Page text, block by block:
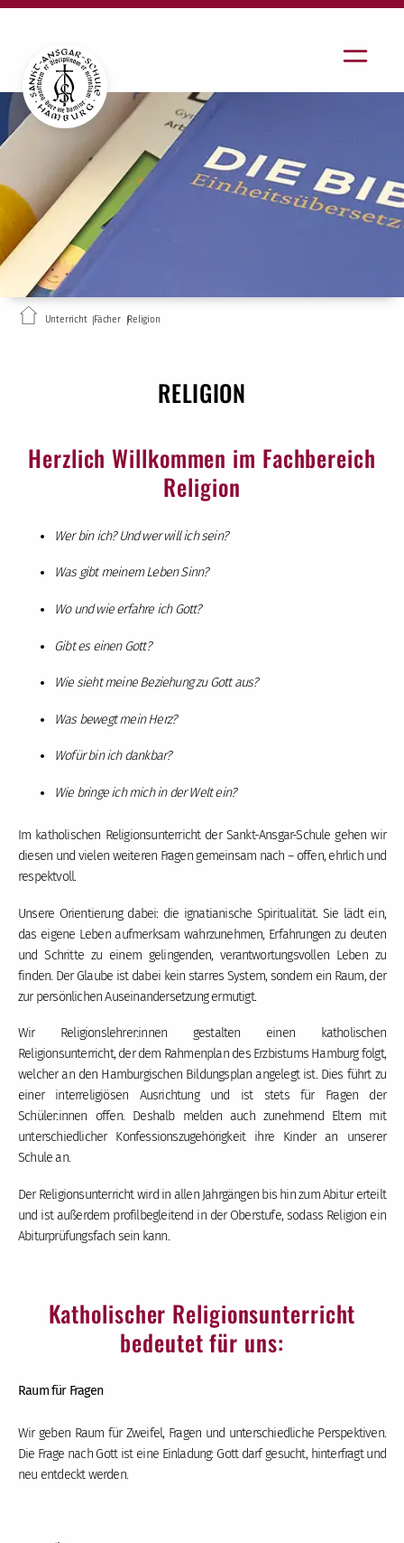
Unterricht Fächer Religion
RELIGION
Herzlich Willkommen im Fachbereich
Religion
Wer bin ich? Und wer will ich sein?
Was gibt meinem Leben Sinn?
Wo und wie erfahre ich Gott?
Gibt es einen Gott?
Wie sieht meine Beziehung zu Gott aus?
Was bewegt mein Herz?
Wofür bin ich dankbar?
Wie bringe ich mich in der Welt ein?
Im katholischen Religionsunterricht der Sankt-Ansgar-Schule gehen wir
diesen und vielen weiteren Fragen gemeinsam nach – offen, ehrlich und
respektvoll.
Unsere Orientierung dabei: die ignatianische Spiritualität. Sie lädt ein,
das eigene Leben aufmerksam wahrzunehmen, Erfahrungen zu deuten
und Schritte zu einem gelingenden, verantwortungsvollen Leben zu
finden. Der Glaube ist dabei kein starres System, sondern ein Raum, der
zur persönlichen Auseinandersetzung ermutigt.
Wir Religionslehrer:innen gestalten einen katholischen
Religionsunterricht, der dem Rahmenplan des Erzbistums Hamburg folgt,
welcher an den Hamburgischen Bildungsplan angelegt ist. Dies führt zu
einer interreligiösen Ausrichtung und ist stets für Fragen der
Schüler:innen offen. Deshalb melden auch zunehmend Eltern mit
unterschiedlicher Konfessionszugehörigkeit ihre Kinder an unserer
Schule an.
Der Religionsunterricht wird in allen Jahrgängen bis hin zum Abitur erteilt
und ist außerdem profilbegleitend in der Oberstufe, sodass Religion ein
Abiturprüfungsfach sein kann.
Katholischer Religionsunterricht
bedeutet für uns:
Raum für Fragen
Wir geben Raum für Zweifel, Fragen und unterschiedliche Perspektiven.
Die Frage nach Gott ist eine Einladung: Gott darf gesucht, hinterfragt und
neu entdeckt werden.